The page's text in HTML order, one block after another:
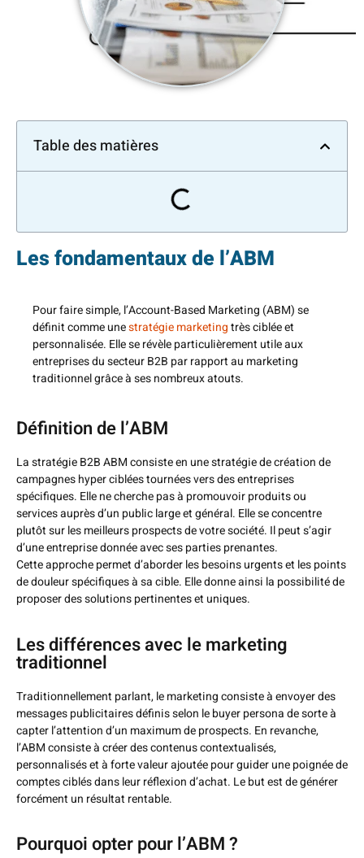
Table des matières
Les fondamentaux de l’ABM
Pour faire simple, l’Account-Based Marketing (ABM) se
définit comme unestratégie marketingtrès ciblée et
personnalisée. Elle se révèle particulièrement utile aux
entreprises du secteur B2B par rapport au marketing
traditionnel grâce à ses nombreux atouts.
Définition de l’ABM
La stratégie B2B ABM consiste en une stratégie de création de
campagnes hyper ciblées tournées vers des entreprises
spécifiques. Elle ne cherche pas à promouvoir produits ou
services auprès d’un public large et général. Elle se concentre
plutôt sur les meilleurs prospects de votre société. Il peut s’agir
d’une entreprise donnée avec ses parties prenantes.
Cette approche permet d’aborder les besoins urgents et les points
de douleur spécifiques à sa cible. Elle donne ainsi la possibilité de
proposer des solutions pertinentes et uniques.
Les différences avec le marketing
traditionnel
Traditionnellement parlant, le marketing consiste à envoyer des
messages publicitaires définis selon le buyer persona de sorte à
capter l’attention d’un maximum de prospects. En revanche,
l’ABM consiste à créer des contenus contextualisés,
personnalisés et à forte valeur ajoutée pour guider une poignée de
comptes ciblés dans leur réflexion d’achat. Le but est de générer
forcément un résultat rentable.
Pourquoi opter pour l’ABM ?